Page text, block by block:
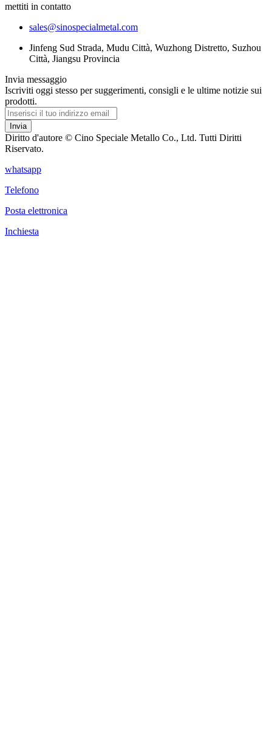
mettiti in contatto
sales@sinospecialmetal.com
Jinfeng Sud Strada, Mudu Città, Wuzhong Distretto, Suzhou
Città, Jiangsu Provincia
Invia messaggio
Iscriviti oggi stesso per suggerimenti, consigli e le ultime notizie sui
prodotti.
Invia
Diritto d'autore © Cino Speciale Metallo Co., Ltd. Tutti Diritti
Riservato.
whatsapp
Telefono
Posta elettronica
Inchiesta